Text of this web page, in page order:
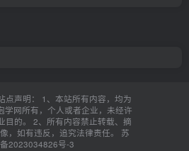
点声明： 1、本站所有内容，均为
学网所有，个人或者企业，未经许
目的。 2、所有内容禁止转载、摘
，如有违反，追究法律责任。 苏
2023034826号-3